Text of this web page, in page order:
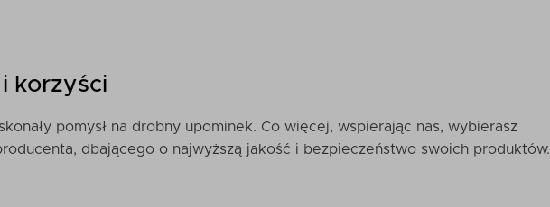
korzyści
pomysł na drobny upominek. Co więcej, wspierając nas, wybierasz
dbającego o najwyższą jakość i bezpieczeństwo swoich produktów.